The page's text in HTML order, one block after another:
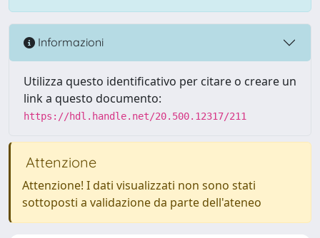
Informazioni
Utilizza questo identificativo per citare o creare un
link a questo documento:
https://hdl.handle.net/20.500.12317/211
Attenzione
Attenzione! I dati visualizzati non sono stati
sottoposti a validazione da parte dell'ateneo